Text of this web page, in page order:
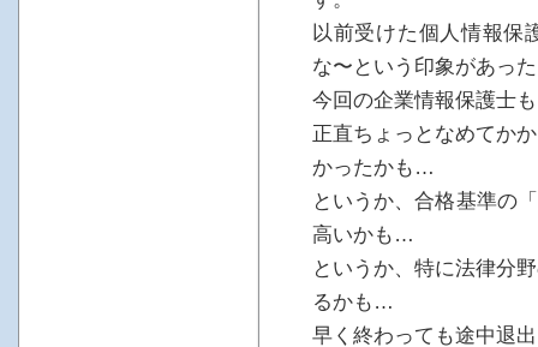
以前受けた個人情報保
な〜という印象があっ
今回の企業情報保護士
正直ちょっとなめてか
かったかも…
というか、合格基準の
高いかも…
というか、特に法律分
るかも…
早く終わっても途中退